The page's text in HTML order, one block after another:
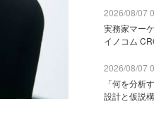
2026/08/07
実務家マー
イノコム
2026/08/07
「何を分析
設計と仮説